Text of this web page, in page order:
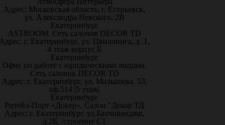
Адрес: Московская область, г. Егорьевск,
ул. Александра Невского, 2В
Екатеринбург
ASTROOM. Сеть салонов DECOR TD
г. Екатеринбург, ул. Цвиллинга, д .1,
4 этаж корпус Б
Екатеринбург
Офис по работе с юридическими лицами.
Сеть салонов DECOR TD
Адрес: г. Екатеринбург, ул. Малышева, 53,
оф.514 |5 этаж|
Екатеринбург
Ритейл-Порт «Докер», Салон "Декор ТД
Адрес: г. Екатеринбург, ул.Бахчиванджи,
д.2Б, /строение С1